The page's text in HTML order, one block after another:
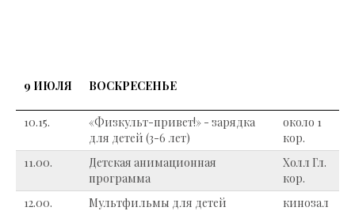
9 ИЮЛЯ ВОСКРЕСЕНЬЕ
10.15.
«Физкульт-привет!» - зарядка
для детей (3-6 лет)
около 1
кор.
11.00.
Детская анимационная
программа
Холл Гл.
кор.
12.00.
Мультфильмы для детей
кинозал